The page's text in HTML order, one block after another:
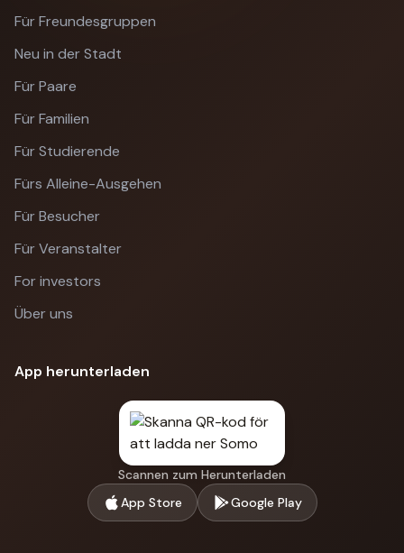
Für Freundesgruppen
Neu in der Stadt
Für Paare
Für Familien
Für Studierende
Fürs Alleine-Ausgehen
Für Besucher
Für Veranstalter
For investors
Über uns
App herunterladen
Scannen zum Herunterladen
App Store
Google Play